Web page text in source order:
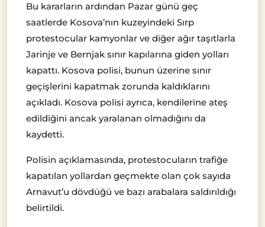
Bu kararların ardından Pazar günü geç
saatlerde Kosova’nın kuzeyindeki Sırp
protestocular kamyonlar ve diğer ağır taşıtlarla
Jarinje ve Bernjak sınır kapılarına giden yolları
kapattı. Kosova polisi, bunun üzerine sınır
geçişlerini kapatmak zorunda kaldıklarını
açıkladı. Kosova polisi ayrıca, kendilerine ateş
edildiğini ancak yaralanan olmadığını da
kaydetti.
Polisin açıklamasında, protestocuların trafiğe
kapatılan yollardan geçmekte olan çok sayıda
Arnavut’u dövdüğü ve bazı arabalara saldırıldığı
belirtildi.